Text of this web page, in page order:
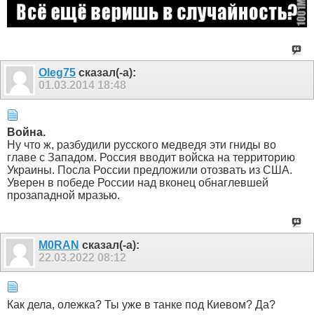
Olеg75 сказал(-а):
01.03.2014 18:48
Война.
Ну что ж, разбудили русского медведя эти гниды во
главе с Западом. Россия вводит войска на территорию
Украины. Посла России предложили отозвать из США.
Уверен в победе России над вконец обнаглевшей
прозападной мразью.
M0RAN сказал(-а):
22.03.2022 08:12
Как дела, олежка? Ты уже в танке под Киевом? Да?